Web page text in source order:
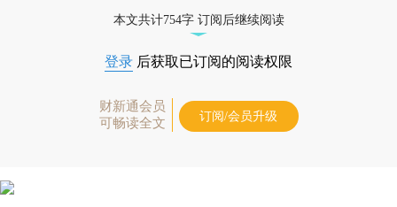
本文共计754字 订阅后继续阅读
登录 后获取已订阅的阅读权限
财新通会员
可畅读全文
订阅/会员升级